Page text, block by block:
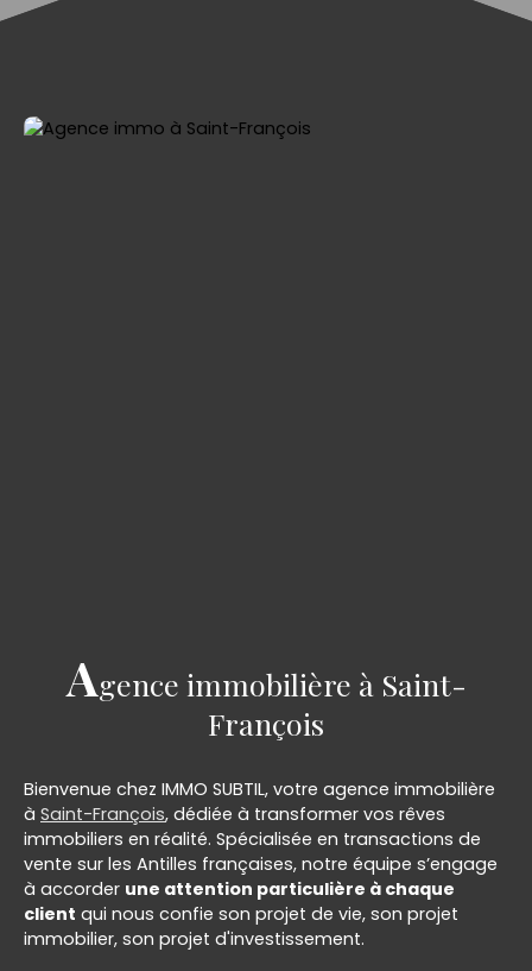
Agence immobilière à Saint-
François
Bienvenue chez IMMO SUBTIL, votre agence immobilière
à Saint-François, dédiée à transformer vos rêves
immobiliers en réalité. Spécialisée en transactions de
vente sur les Antilles françaises, notre équipe s’engage
à accorder une attention particulière à chaque
client qui nous confie son projet de vie, son projet
immobilier, son projet d'investissement.